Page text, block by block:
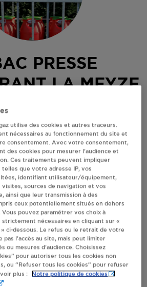
PRESSE
LA MEYZE
GABRIEL DEBREGEAS
de bouteilles de gaz
S'Y RENDRE
LE TÉLÉPHONE
COORDONNÉES DU REVENDEUR
», j’autorise le traitement
adresse IP) et leur transfert hors UE
la carte.
En savoir plus
utilise des cookies et autres traceurs.
nécessaires au fonctionnement du site et
consentement. Avec votre consentement,
des cookies pour mesurer l’audience et
Ces traitements peuvent impliquer
telles que votre adresse IP, vos
identifiant utilisateur/équipement,
visites, sources de navigation et vos
ainsi que leur transmission à des
ceux potentiellement situés en dehors
Vous pouvez paramétrer vos choix à
strictement nécessaires en cliquant sur «
ci-dessous. Le refus ou le retrait de votre
pas l’accès au site, mais peut limiter
ou mesures d’audience. Choisissez
pour autoriser tous les cookies non
ou “Refuser tous les cookies” pour refuser
plus :
Notre politique de cookies